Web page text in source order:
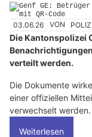
03.06.26 VON
Die Kantonspolizei
verteilt werden.
Die Dokumente
einer offiziellen
verwechselt werden.
Weiterlesen